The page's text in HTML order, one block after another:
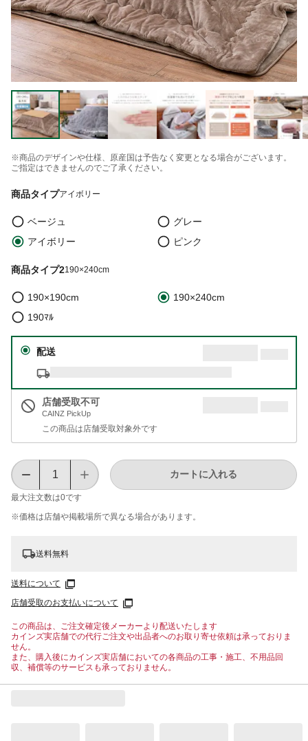
※商品のデザインや仕様、原産国は予告なく変更となる場合がございます。
ご指定はできませんのでご了承ください。
商品タイプアイボリー
ベージュ
グレー
アイボリー
ピンク
商品タイプ2190×240cm
190×190cm
190×240cm
190ﾏﾙ
配送
店舗受取不可
CAINZ PickUp
この商品は店舗受取対象外です
最大注文数は0です
カートに入れる
※価格は​店舗や​掲載場所で​異なる​場合が​あります。
送料無料
送料について
店舗受取のお支払いについて
この商品は、ご注文確定後メーカーより配送いたします
カインズ実店舗での代行ご注文や出品者へのお取り寄せ依頼は承っておりま
せん。
また、購入後にカインズ実店舗においての各商品の工事・施工、不用品回
収、補償等のサービスも承っておりません。